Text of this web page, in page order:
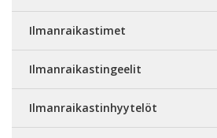
Ilmanraikastimet
Ilmanraikastingeelit
Ilmanraikastinhyytelöt